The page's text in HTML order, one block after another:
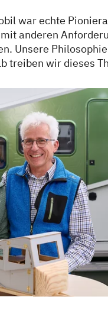
war echte
anderen
Unsere
treiben wir dieses